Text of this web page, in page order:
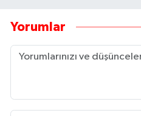
Yorumlar